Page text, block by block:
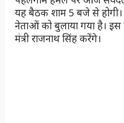
यह बैठक शाम 5 बजे से
नेताओं को बुलाया गया है। इस
मंत्री राजनाथ सिंह करेंगे।